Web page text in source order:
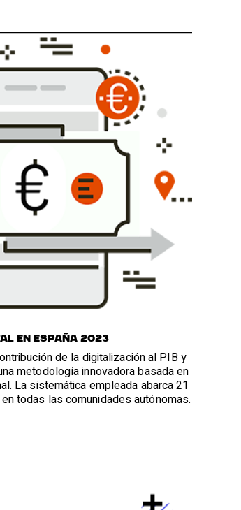
en España 2023
de la digitalización al PIB y
metodología innovadora basada en
La sistemática empleada abarca 21
todas las comunidades autónomas.